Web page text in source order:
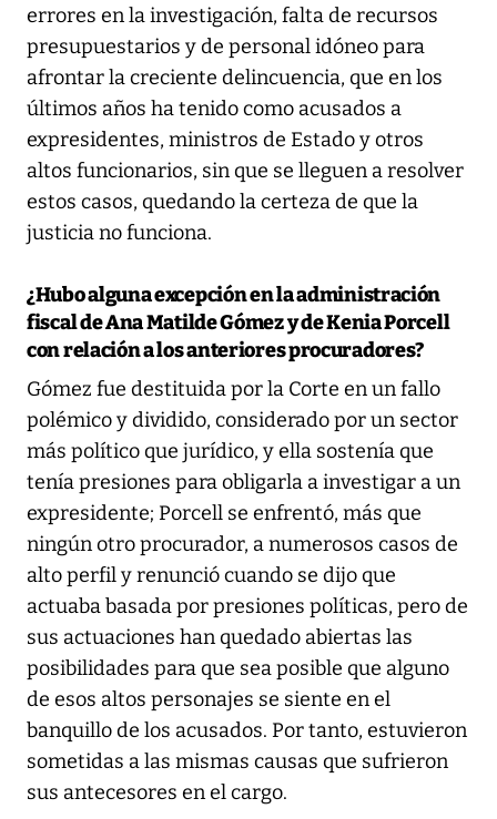
errores en la investigación, falta de recursos
presupuestarios y de personal idóneo para
afrontar la creciente delincuencia, que en los
últimos años ha tenido como acusados a
expresidentes, ministros de Estado y otros
altos funcionarios, sin que se lleguen a resolver
estos casos, quedando la certeza de que la
justicia no funciona.
¿Hubo alguna excepción en la administración
fiscal de Ana Matilde Gómez y de Kenia Porcell
con relación a los anteriores procuradores?
Gómez fue destituida por la Corte en un fallo
polémico y dividido, considerado por un sector
más político que jurídico, y ella sostenía que
tenía presiones para obligarla a investigar a un
expresidente; Porcell se enfrentó, más que
ningún otro procurador, a numerosos casos de
alto perfil y renunció cuando se dijo que
actuaba basada por presiones políticas, pero de
sus actuaciones han quedado abiertas las
posibilidades para que sea posible que alguno
de esos altos personajes se siente en el
banquillo de los acusados. Por tanto, estuvieron
sometidas a las mismas causas que sufrieron
sus antecesores en el cargo.